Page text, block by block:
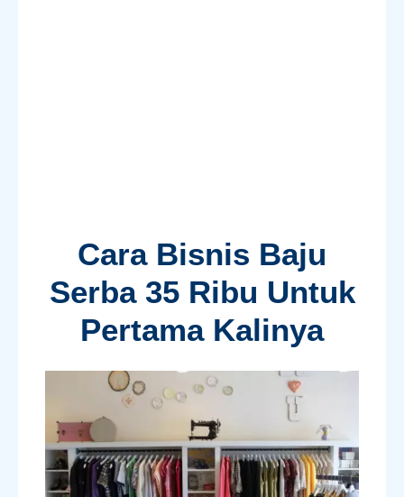
Cara Bisnis Baju
Serba 35 Ribu Untuk
Pertama Kalinya